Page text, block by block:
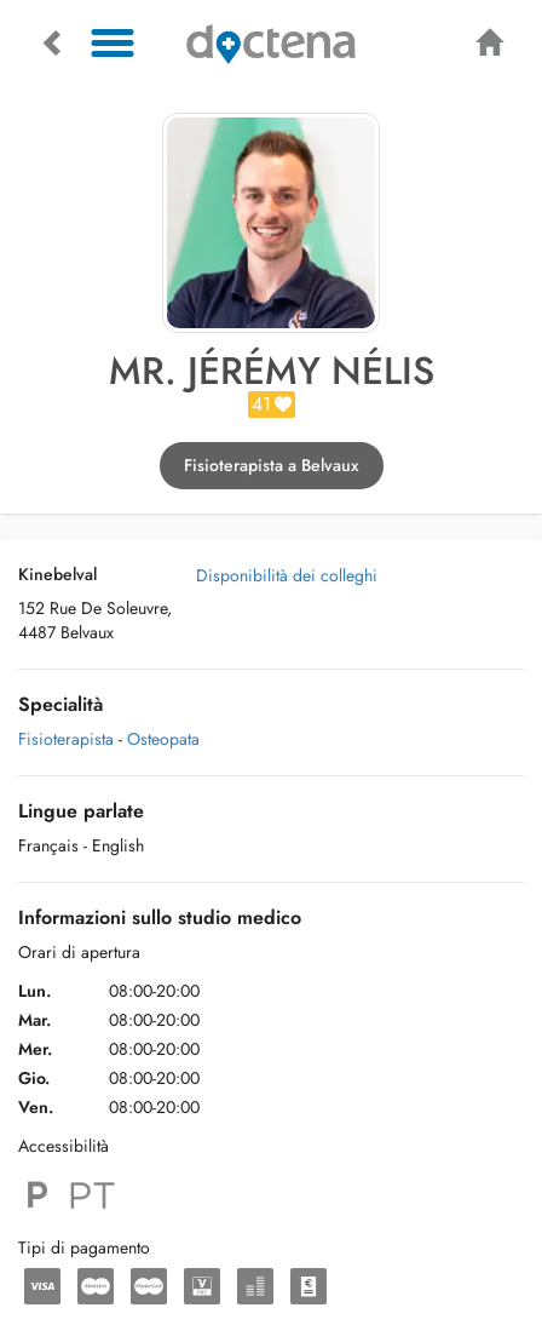
MR. JÉRÉMY NÉLIS
41
Fisioterapista a Belvaux
Kinebelval
152 Rue De Soleuvre,
4487 Belvaux
Disponibilità dei colleghi
Specialità
Fisioterapista - Osteopata
Lingue parlate
Français - English
Informazioni sullo studio medico
Orari di apertura
Lun.
08:00-20:00
Mar.
08:00-20:00
Mer.
08:00-20:00
Gio.
08:00-20:00
Ven.
08:00-20:00
Accessibilità
Tipi di pagamento